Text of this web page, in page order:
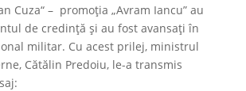
Cuza“ – promoția „Avram Iancu” au
de credință și au fost avansați în
militar. Cu acest prilej, ministrul
Cătălin Predoiu, le-a transmis